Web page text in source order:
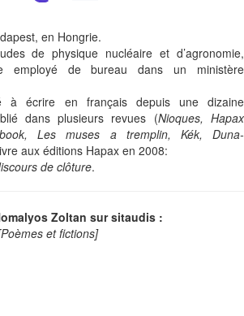
en Hongrie.
de physique nucléaire et d’agronomie,
employé de bureau dans un ministère
à écrire en français depuis une dizaine
dans plusieurs revues (Nioques, Hapax
Les muses a tremplin, Kék, Duna-
aux éditions Hapax en 2008:
de clôture.
Zoltan sur sitaudis :
et fictions]